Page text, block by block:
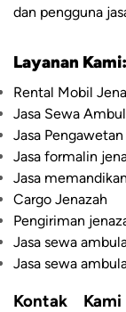
dan pengguna
Layanan Kami:
Rental Mobil
Jasa Sewa
Jasa
Jasa formalin
Jasa
Cargo Jenazah
Pengiriman
Jasa sewa
Jasa sewa
Kontak